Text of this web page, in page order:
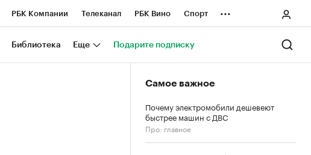
РБК Компании Телеканал РБК Вино Спорт
Национальные проекты Город
...
Библиотека Еще Подарите подписку
Самое важное
Почему электромобили дешевеют
быстрее машин с ДВС
Про: главное